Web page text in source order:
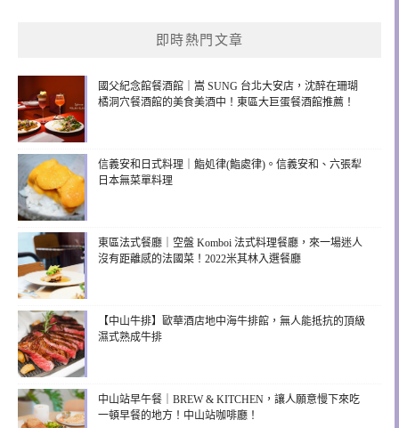
即時熱門文章
國父紀念館餐酒館｜嵩 SUNG 台北大安店，沈醉在珊瑚
橘洞穴餐酒館的美食美酒中！東區大巨蛋餐酒館推薦！
信義安和日式料理｜鮨処律(鮨處律)。信義安和、六張犁
日本無菜單料理
東區法式餐廳｜空盤 Komboi 法式料理餐廳，來一場迷人
沒有距離感的法國菜！2022米其林入選餐廳
【中山牛排】歐華酒店地中海牛排館，無人能抵抗的頂級
濕式熟成牛排
中山站早午餐｜BREW & KITCHEN，讓人願意慢下來吃
一頓早餐的地方！中山站咖啡廳！